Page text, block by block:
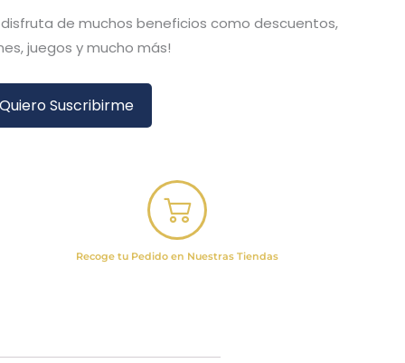
disfruta de muchos beneficios como descuentos,
juegos y mucho más!
Quiero Suscribirme
Recoge tu Pedido en Nuestras Tiendas